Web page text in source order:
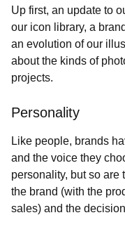
Up first, an update to
our icon library, a
an evolution of our
about the kinds of
projects.
Personality
Like people, brands
and the voice they
personality, but so are
the brand (with the
sales) and the